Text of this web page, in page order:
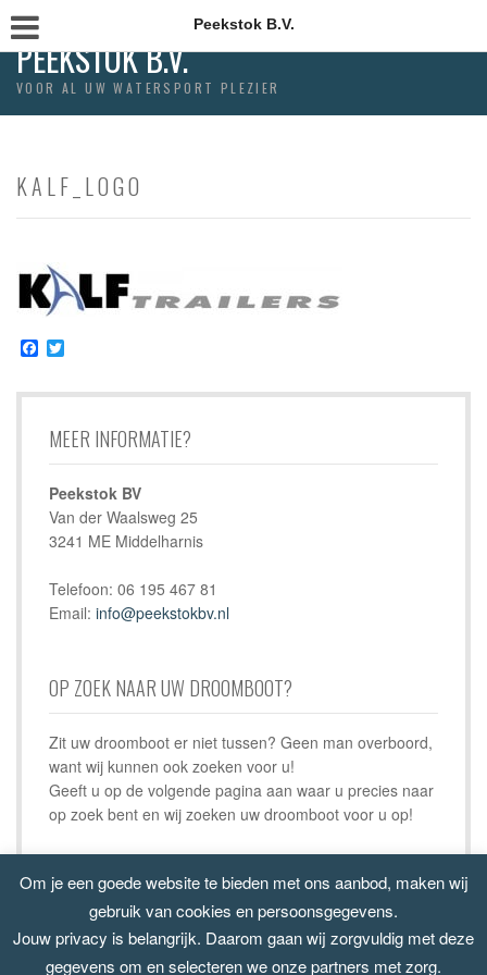
Peekstok B.V.
PEEKSTOK B.V.
VOOR AL UW WATERSPORT PLEZIER
KALF_LOGO
Facebook
MEER INFORMATIE?
Peekstok BV
Van der Waalsweg 25
3241 ME Middelharnis
Telefoon: 06 195 467 81
Email: info@peekstokbv.nl
OP ZOEK NAAR UW DROOMBOOT?
Zit uw droomboot er niet tussen? Geen man overboord,
want wij kunnen ook zoeken voor u!
Geeft u op de volgende pagina aan waar u precies naar
op zoek bent en wij zoeken uw droomboot voor u op!
Om je een goede website te bieden met ons aanbod, maken wij
gebruik van cookies en persoonsgegevens.
Jouw privacy is belangrijk. Daarom gaan wij zorgvuldig met deze
gegevens om en selecteren we onze partners met zorg.